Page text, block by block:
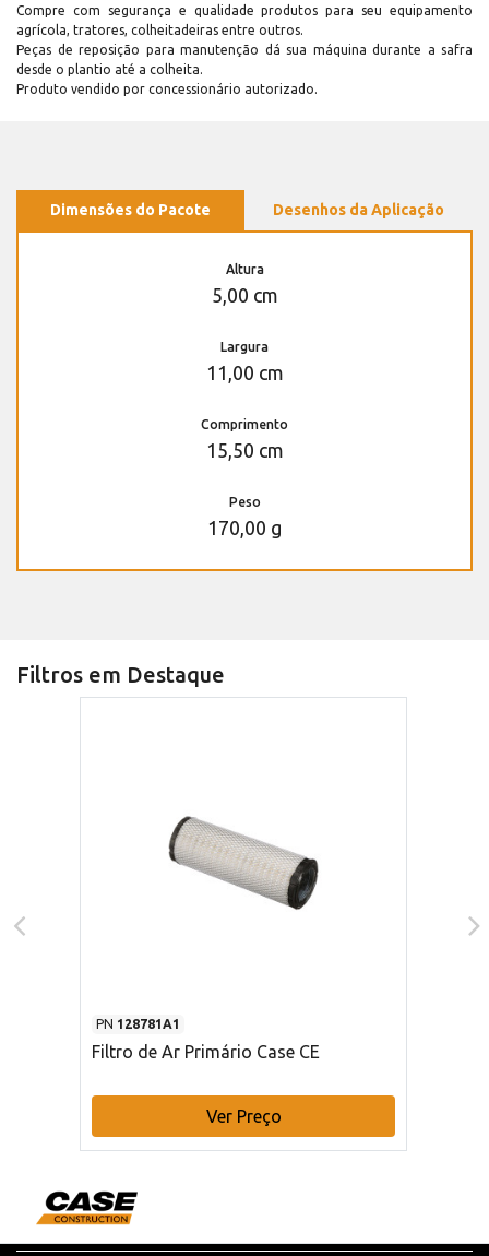
Compre com segurança e qualidade produtos para seu equipamento
agrícola, tratores, colheitadeiras entre outros.
Peças de reposição para manutenção dá sua máquina durante a safra
desde o plantio até a colheita.
Produto vendido por concessionário autorizado.
Dimensões do Pacote Desenhos da Aplicação
Altura
5,00 cm
Largura
11,00 cm
Comprimento
15,50 cm
Peso
170,00 g
Filtros em Destaque
PN 128781A1
Filtro de Ar Primário Case CE
Ver Preço